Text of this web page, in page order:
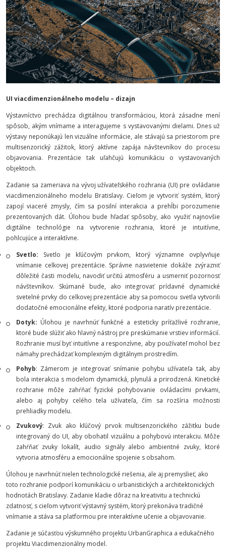
UI viacdimenzionálneho modelu – dizajn
Výstavníctvo prechádza digitálnou transformáciou, ktorá zásadne mení
spôsob, akým vnímame a interagujeme s vystavovanými dielami. Dnes už
výstavy neponúkajú len vizuálne informácie, ale stávajú sa priestorom pre
multisenzorický zážitok, ktorý aktívne zapája návštevníkov do procesu
objavovania. Prezentácie tak uľahčujú komunikáciu o vystavovaných
objektoch.
Zadanie sa zameriava na vývoj užívateľského rozhrania (UI) pre ovládanie
viacdimenzionálneho modelu Bratislavy. Cieľom je vytvoriť systém, ktorý
zapojí viaceré zmysly, čím sa posilní interakcia a prehĺbi porozumenie
prezentovaných dát. Úlohou bude hľadať spôsoby, ako využiť najnovšie
digitálne technológie na vytvorenie rozhrania, ktoré je intuitívne,
pohlcujúce a interaktívne.
Svetlo: Svetlo je kľúčovým prvkom, ktorý významne ovplyvňuje
vnímanie celkovej prezentácie. Správne nasvietenie dokáže zvýrazniť
dôležité časti modelu, navodiť určitú atmosféru a usmerniť pozornosť
návštevníkov. Skúmané bude, ako integrovať prídavné dynamické
svetelné prvky do celkovej prezentácie aby sa pomocou svetla vytvorili
dodatočné emocionálne efekty, ktoré podporia naratív prezentácie.
Dotyk: Úlohou je navrhnúť funkčné a esteticky príťažlivé rozhranie,
ktoré bude slúžiť ako hlavný nástroj pre preskúmanie vrstiev informácií.
Rozhranie musí byť intuitívne a responzívne, aby používateľ mohol bez
námahy prechádzať komplexným digitálnym prostredím.
Pohyb: Zámerom je integrovať snímanie pohybu užívateľa tak, aby
bola interakcia s modelom dynamická, plynulá a prirodzená. Kinetické
rozhranie môže zahŕňať fyzické pohybovanie ovládacími prvkami,
alebo aj pohyby celého tela užívateľa, čím sa rozšíria možnosti
prehliadky modelu.
Zvukový: Zvuk ako kľúčový prvok multisenzorického zážitku bude
integrovaný do UI, aby obohatil vizuálnu a pohybovú interakciu. Môže
zahŕňať zvuky lokalít, audio signály alebo ambientné zvuky, ktoré
vytvoria atmosféru a emocionálne spojenie s obsahom.
Úlohou je navrhnúť nielen technologické riešenia, ale aj premyslieť, ako
toto rozhranie podporí komunikáciu o urbanistických a architektonických
hodnotách Bratislavy. Zadanie kladie dôraz na kreativitu a technickú
zdatnosť, s cieľom vytvoriť výstavný systém, ktorý prekonáva tradičné
vnímanie a stáva sa platformou pre interaktívne učenie a objavovanie.
Zadanie je súčasťou výskumného projektu UrbanGraphica a edukačného
projektu Viacdimenzionálny model.